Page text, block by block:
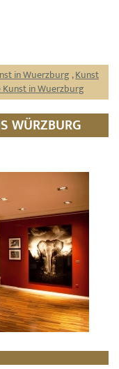
in Wuerzburg ,Kunst
in Wuerzburg
WÜRZBURG